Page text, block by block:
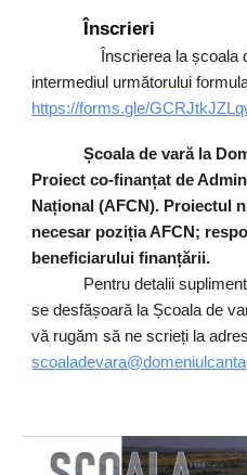
Înscrieri
Înscrierea la școala
intermediul următorului
https://forms.gle/
Școala de vară la
Proiect co-finanțat de
Național (AFCN). Proiectul
necesar poziția AFCN;
beneficiarului finanțării.
Pentru detalii
se desfășoară la Școala de
vă rugăm să ne scrieți la